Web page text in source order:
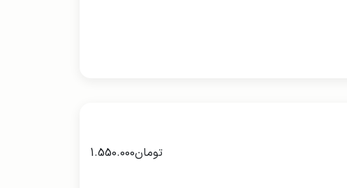
تومان1.550.000